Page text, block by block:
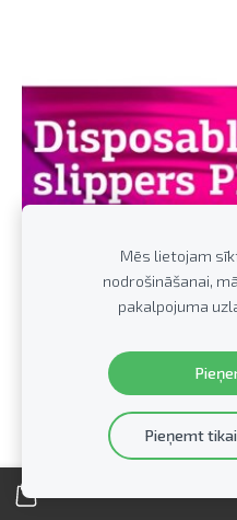
Mēs lietojam
nodrošināšanai,
pakalpojuma
Pieņemt